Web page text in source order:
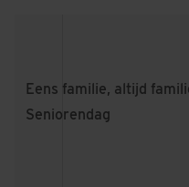
Eens familie, altijd
Seniorendag